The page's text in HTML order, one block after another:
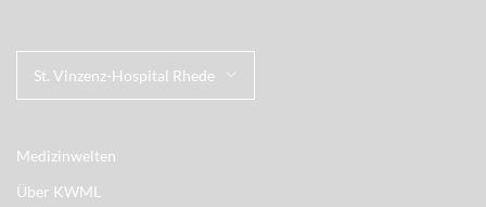
St. Vinzenz-Hospital Rhede
Medizinwelten
Über KWML